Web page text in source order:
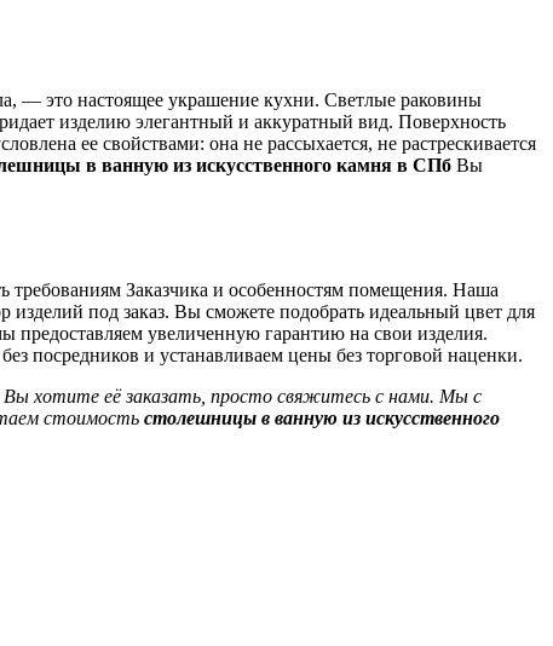
— это настоящее украшение кухни. Светлые раковины
изделию элегантный и аккуратный вид. Поверхность
ее свойствами: она не рассыхается, не растрескивается
в ванную из искусственного камня в СПб Вы
требованиям Заказчика и особенностям помещения. Наша
под заказ. Вы сможете подобрать идеальный цвет для
предоставляем увеличенную гарантию на свои изделия.
посредников и устанавливаем цены без торговой наценки.
Вы хотите её заказать, просто свяжитесь с нами. Мы с
стоимость столешницы в ванную из искусственного